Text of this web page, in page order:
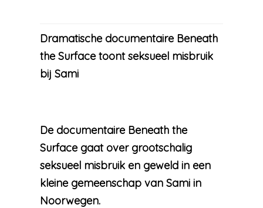
Dramatische documentaire Beneath
the Surface toont seksueel misbruik
bij Sami
De documentaire Beneath the
Surface gaat over grootschalig
seksueel misbruik en geweld in een
kleine gemeenschap van Sami in
Noorwegen.